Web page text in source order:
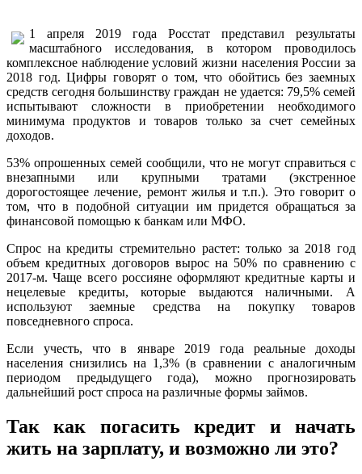
1 апреля 2019 года Росстат представил результаты
масштабного исследования, в котором проводилось
комплексное наблюдение условий жизни населения России за
2018 год. Цифры говорят о том, что обойтись без заемных
средств сегодня большинству граждан не удается: 79,5% семей
испытывают сложности в приобретении необходимого
минимума продуктов и товаров только за счет семейных
доходов.
53% опрошенных семей сообщили, что не могут справиться с
внезапными или крупными тратами (экстренное
дорогостоящее лечение, ремонт жилья и т.п.). Это говорит о
том, что в подобной ситуации им придется обращаться за
финансовой помощью к банкам или МФО.
Спрос на кредиты стремительно растет: только за 2018 год
объем кредитных договоров вырос на 50% по сравнению с
2017-м. Чаще всего россияне оформляют кредитные карты и
нецелевые кредиты, которые выдаются наличными. А
используют заемные средства на покупку товаров
повседневного спроса.
Если учесть, что в январе 2019 года реальные доходы
населения снизились на 1,3% (в сравнении с аналогичным
периодом предыдущего года), можно прогнозировать
дальнейший рост спроса на различные формы займов.
Так как погасить кредит и начать
жить на зарплату, и возможно ли это?